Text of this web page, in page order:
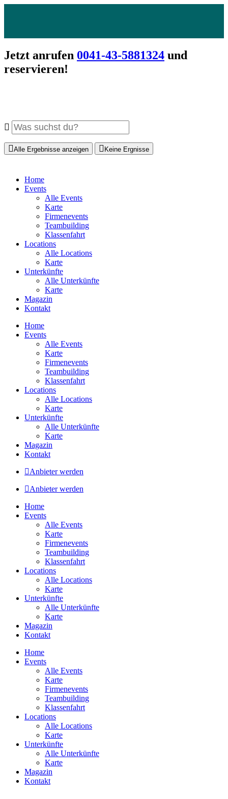
Jetzt anrufen 0041-43-5881324 und
reservieren!
Alle Ergebnisse anzeigen Keine Ergnisse
Home
Events
Alle Events
Karte
Firmenevents
Teambuilding
Klassenfahrt
Locations
Alle Locations
Karte
Unterkünfte
Alle Unterkünfte
Karte
Magazin
Kontakt
Home
Events
Alle Events
Karte
Firmenevents
Teambuilding
Klassenfahrt
Locations
Alle Locations
Karte
Unterkünfte
Alle Unterkünfte
Karte
Magazin
Kontakt
Anbieter werden
Anbieter werden
Home
Events
Alle Events
Karte
Firmenevents
Teambuilding
Klassenfahrt
Locations
Alle Locations
Karte
Unterkünfte
Alle Unterkünfte
Karte
Magazin
Kontakt
Home
Events
Alle Events
Karte
Firmenevents
Teambuilding
Klassenfahrt
Locations
Alle Locations
Karte
Unterkünfte
Alle Unterkünfte
Karte
Magazin
Kontakt